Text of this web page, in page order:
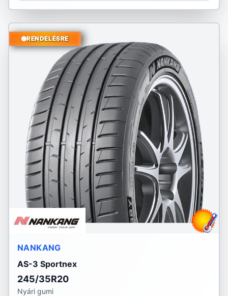
RENDELÉSRE
NANKANG
AS-3 Sportnex
245/35R20
Nyári gumi